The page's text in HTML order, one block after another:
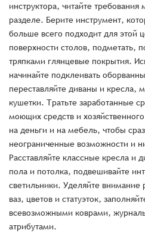
инструктора, читайте
разделе. Берите инструмент,
больше всего подходит для этой
поверхности столов, подметать,
тряпками глянцевые покрытия.
начинайте подклеивать
переставляйте диваны и кресла,
кушетки. Тратьте заработанные
моющих средств и
на деньги и на мебель, чтобы
неограниченные возможности и
Расставляйте классные кресла
пола и потолка, подвешивайте
светильники. Уделяйте
ваз, цветов и статуэток,
всевозможными коврами,
атрибутами.